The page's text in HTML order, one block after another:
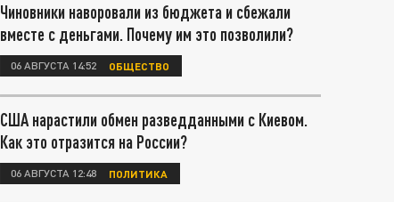
Чиновники наворовали из бюджета и сбежали
вместе с деньгами. Почему им это позволили?
06 АВГУСТА 14:52 ОБЩЕСТВО
США нарастили обмен разведданными с Киевом.
Как это отразится на России?
06 АВГУСТА 12:48 ПОЛИТИКА